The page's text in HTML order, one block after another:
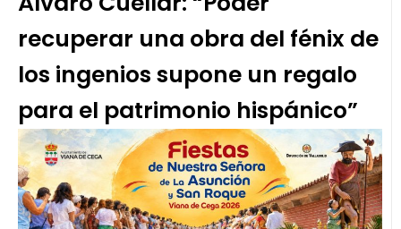
recuperar una obra del fénix de
los ingenios supone un regalo
para el patrimonio hispánico”